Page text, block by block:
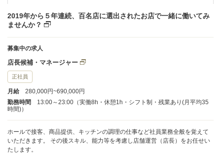
2019年から５年連続、百名店に選出されたお店で一緒に働いてみ
ませんか？
募集中の求人
店長候補・マネージャー
正社員
月給
280,000円~690,000円
勤務時間
13:00～23:00（実働8h・休憩1h・シフト制・残業あり(月平均35
時間)）
ホールで接客、商品提供、キッチンの調理の仕事など社員業務全般を覚えて
いただきます。 その後スキル、能力等を考慮し店舗運営（店長）をお任せい
たします。